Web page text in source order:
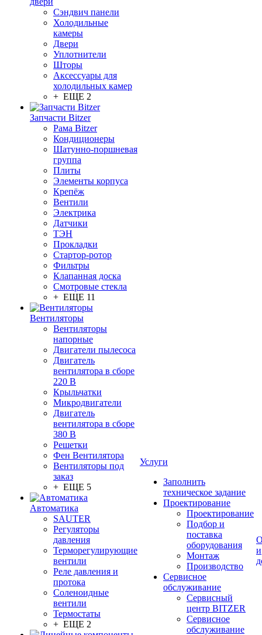
Сэндвич панели
Холодильные
камеры
Двери
Уплотнители
Шторы
Аксессуары для
холодильных камер
+ ЕЩЕ 2
Запчасти Bitzer
Рама Bitzer
Кондиционеры
Шатунно-поршневая
группа
Плиты
Элементы корпуса
Крепёж
Вентили
Электрика
Датчики
ТЭН
Прокладки
Стартор-ротор
Фильтры
Клапанная доска
Смотровые стекла
+ ЕЩЕ 11
Вентиляторы
Вентиляторы
напорные
Двигатели пылесоса
Двигатель
вентилятора в сборе
220 В
Крыльчатки
Микродвигатели
Двигатель
вентилятора в сборе
380 В
Решетки
Фен Вентилятора
Вентиляторы под
заказ
+ ЕЩЕ 5
Автоматика
SAUTER
Регуляторы
давления
Терморегулирующие
вентили
Реле давления и
протока
Соленоидные
вентили
Термостаты
+ ЕЩЕ 2
Услуги
Заполнить
техническое задание
Проектирование
Проектирование
Подбор и
поставка
оборудования
Монтаж
Производство
Сервисное
обслуживание
Сервисный
центр BITZER
Сервисное
обслуживание
и